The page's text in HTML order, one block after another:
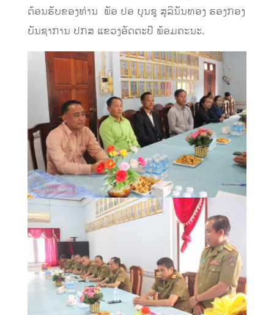
ຕ້ອນຮັບຂອງທ່ານ ພັອ ປອ ບຸນຊູ ສຸລິນັນທອງ ຮອງກອງ
ບັນຊາການ ປກສ ແຂວງອັດຕະປື ພ້ອມຄະນະ.